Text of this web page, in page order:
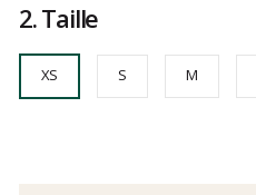
2.Taille
XS S M